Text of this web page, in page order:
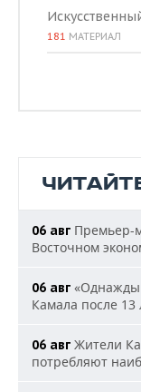
181 МАТЕРИАЛ
06 авг Премьер-
Восточном
06 авг «Однажды
Камала после 13
06 авг Жители
потребляют